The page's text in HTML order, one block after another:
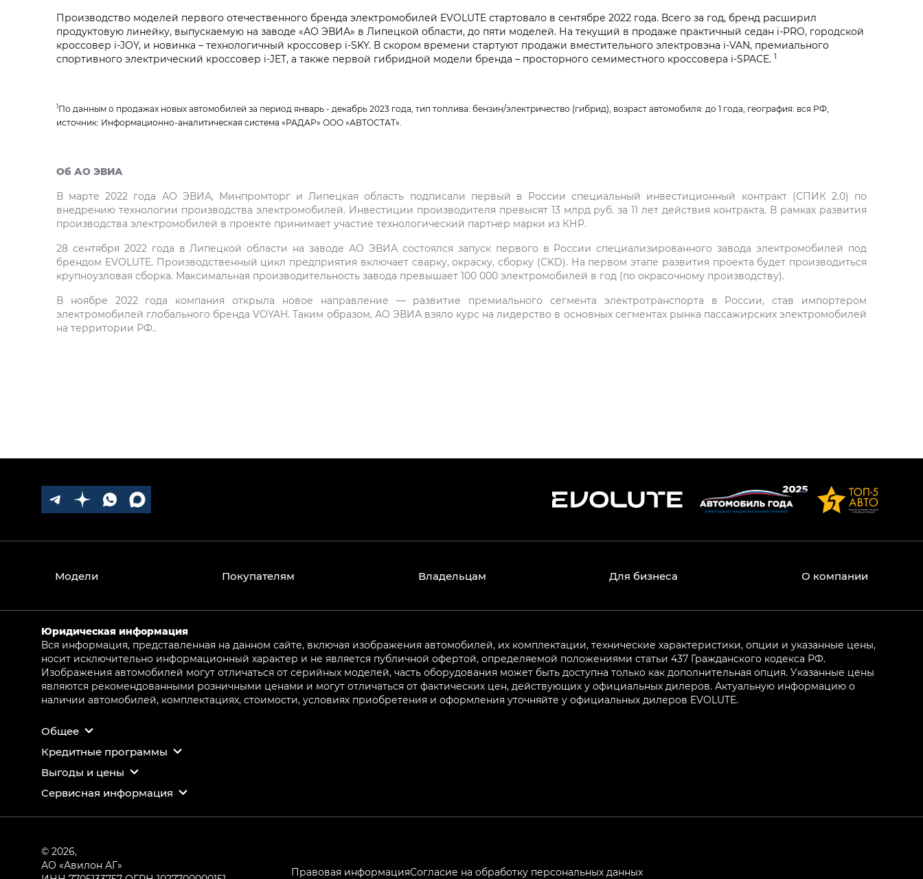
Производство моделей первого отечественного бренда электромобилей EVOLUTE стартовало в сентябре 2022 года. Всего за год, бренд расширил
продуктовую линейку, выпускаемую на заводе «АО ЭВИА» в Липецкой области, до пяти моделей. На текущий в продаже практичный седан i‑PRO, городской
кроссовер i‑JOY, и новинка – технологичный кроссовер i‑SKY. В скором времени стартуют продажи вместительного электровэна i‑VAN, премиального
спортивного электрический кроссовер i‑JET, а также первой гибридной модели бренда – просторного семиместного кроссовера i‑SPACE. 1
1По данным о продажах новых автомобилей за период январь - декабрь 2023 года, тип топлива: бензин/электричество (гибрид), возраст автомобиля: до 1 года, география: вся РФ,
источник: Информационно-аналитическая система «РАДАР» ООО «АВТОСТАТ».
Об АО ЭВИА
В марте 2022 года АО ЭВИА, Минпромторг и Липецкая область подписали первый в России специальный инвестиционный контракт (СПИК 2.0) по
внедрению технологии производства электромобилей. Инвестиции производителя превысят 13 млрд руб. за 11 лет действия контракта. В рамках развития
производства электромобилей в проекте принимает участие технологический партнер марки из КНР.
28 сентября 2022 года в Липецкой области на заводе АО ЭВИА состоялся запуск первого в России специализированного завода электромобилей под
брендом EVOLUTE. Производственный цикл предприятия включает сварку, окраску, сборку (CKD). На первом этапе развития проекта будет производиться
крупноузловая сборка. Максимальная производительность завода превышает 100 000 электромобилей в год (по окрасочному производству).
В ноябре 2022 года компания открыла новое направление — развитие премиального сегмента электротранспорта в России, став импортером
электромобилей глобального бренда VOYAH. Таким образом, АО ЭВИА взяло курс на лидерство в основных сегментах рынка пассажирских электромобилей
на территории РФ..
Модели Покупателям Владельцам Для бизнеса О компании
Юридическая информация
Вся информация, представленная на данном сайте, включая изображения автомобилей, их комплектации, технические характеристики, опции и указанные цены,
носит исключительно информационный характер и не является публичной офертой, определяемой положениями статьи 437 Гражданского кодекса РФ.
Изображения автомобилей могут отличаться от серийных моделей, часть оборудования может быть доступна только как дополнительная опция. Указанные цены
являются рекомендованными розничными ценами и могут отличаться от фактических цен, действующих у официальных дилеров. Актуальную информацию о
наличии автомобилей, комплектациях, стоимости, условиях приобретения и оформления уточняйте у официальных дилеров EVOLUTE.
Общее
Кредитные программы
Выгоды и цены
Сервисная информация
© 2026,
АО «Авилон АГ»
Правовая информацияСогласие на обработку персональных данных